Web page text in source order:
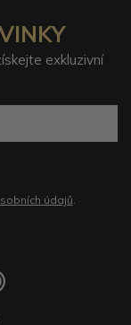
exkluzivní
údajů